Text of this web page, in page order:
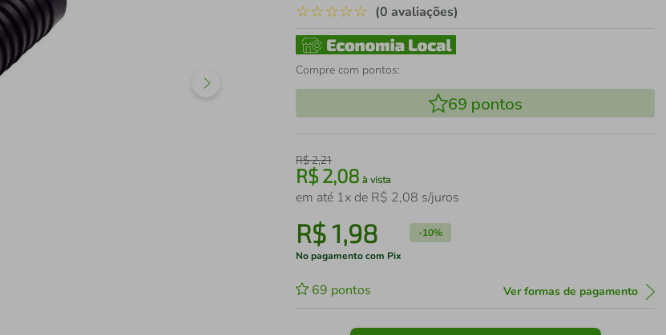
☆☆☆☆☆ (0 avaliações)
Compre com pontos:
69 pontos
R$2,21
R$2,08 à vista
em até 1x de R$ 2,08 s/juros
R$1,98 -10%
No pagamento com Pix
69 pontos Ver formas de pagamento